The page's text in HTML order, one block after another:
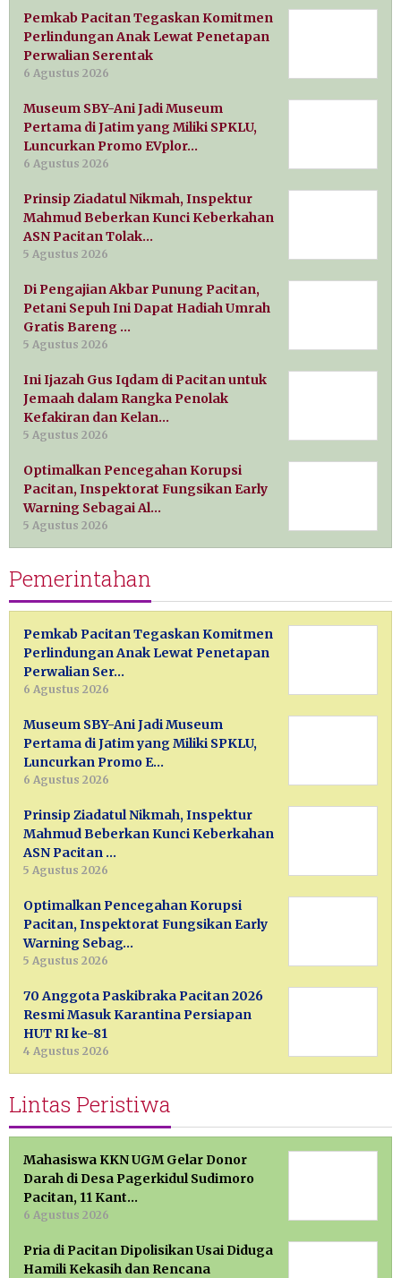
Pemkab Pacitan Tegaskan Komitmen
Perlindungan Anak Lewat Penetapan
Perwalian Serentak
6 Agustus 2026
Museum SBY-Ani Jadi Museum
Pertama di Jatim yang Miliki SPKLU,
Luncurkan Promo EVplor…
6 Agustus 2026
Prinsip Ziadatul Nikmah, Inspektur
Mahmud Beberkan Kunci Keberkahan
ASN Pacitan Tolak…
5 Agustus 2026
Di Pengajian Akbar Punung Pacitan,
Petani Sepuh Ini Dapat Hadiah Umrah
Gratis Bareng …
5 Agustus 2026
Ini Ijazah Gus Iqdam di Pacitan untuk
Jemaah dalam Rangka Penolak
Kefakiran dan Kelan…
5 Agustus 2026
Optimalkan Pencegahan Korupsi
Pacitan, Inspektorat Fungsikan Early
Warning Sebagai Al…
5 Agustus 2026
Pemerintahan
Pemkab Pacitan Tegaskan Komitmen
Perlindungan Anak Lewat Penetapan
Perwalian Ser…
6 Agustus 2026
Museum SBY-Ani Jadi Museum
Pertama di Jatim yang Miliki SPKLU,
Luncurkan Promo E…
6 Agustus 2026
Prinsip Ziadatul Nikmah, Inspektur
Mahmud Beberkan Kunci Keberkahan
ASN Pacitan …
5 Agustus 2026
Optimalkan Pencegahan Korupsi
Pacitan, Inspektorat Fungsikan Early
Warning Sebag…
5 Agustus 2026
70 Anggota Paskibraka Pacitan 2026
Resmi Masuk Karantina Persiapan
HUT RI ke-81
4 Agustus 2026
Lintas Peristiwa
Mahasiswa KKN UGM Gelar Donor
Darah di Desa Pagerkidul Sudimoro
Pacitan, 11 Kant…
6 Agustus 2026
Pria di Pacitan Dipolisikan Usai Diduga
Hamili Kekasih dan Rencana